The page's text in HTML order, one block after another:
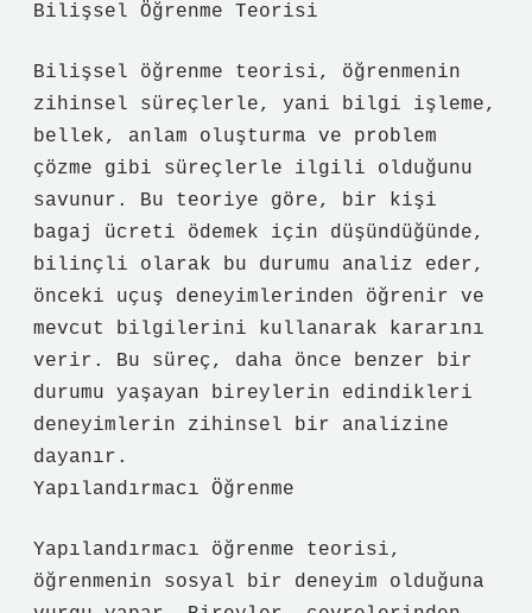
Bilişsel Öğrenme Teorisi
Bilişsel öğrenme teorisi, öğrenmenin
zihinsel süreçlerle, yani bilgi işleme,
bellek, anlam oluşturma ve problem
çözme gibi süreçlerle ilgili olduğunu
savunur. Bu teoriye göre, bir kişi
bagaj ücreti ödemek için düşündüğünde,
bilinçli olarak bu durumu analiz eder,
önceki uçuş deneyimlerinden öğrenir ve
mevcut bilgilerini kullanarak kararını
verir. Bu süreç, daha önce benzer bir
durumu yaşayan bireylerin edindikleri
deneyimlerin zihinsel bir analizine
dayanır.
Yapılandırmacı Öğrenme
Yapılandırmacı öğrenme teorisi,
öğrenmenin sosyal bir deneyim olduğuna